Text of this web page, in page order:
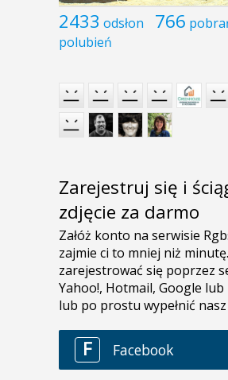
2433 odsłon 766
polubień
Zarejestruj się i
zdjęcie za darmo